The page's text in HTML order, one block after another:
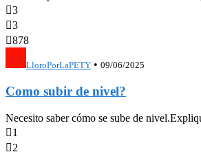
3
3
878
LloroPorLaPETY • 09/06/2025
Como subir de nivel?
Necesito saber cómo se sube de
1
2